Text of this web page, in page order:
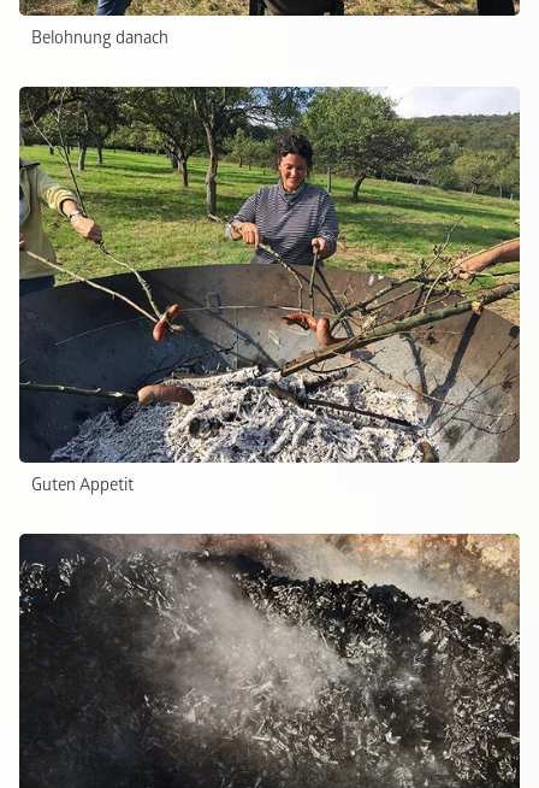
Belohnung danach
Guten Appetit